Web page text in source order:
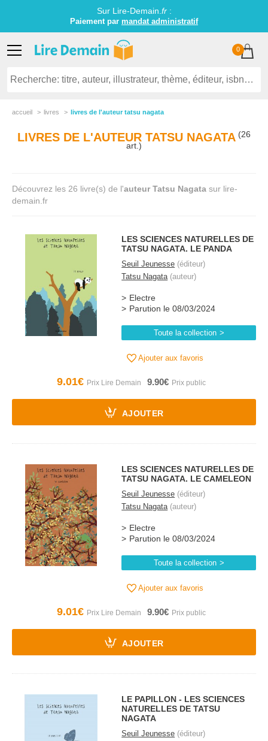
Sur Lire-Demain. fr:
Paiement par mandat administratif
0
accueil livres livres de l'auteur tatsu nagata
LIVRES DE L'AUTEUR TATSU NAGATA (26
art.)
Découvrez les 26 livre(s) de l'auteur Tatsu Nagata sur lire-
demain.fr
LES SCIENCES NATURELLES DE
TATSU NAGATA. LE PANDA
Seuil Jeunesse (éditeur)
Tatsu Nagata(auteur)
Electre
Parution le 08/03/2024
Toute la collection
Ajouter aux favoris
9.01€ 9.90€
AJOUTER
LES SCIENCES NATURELLES DE
TATSU NAGATA. LE CAMELEON
Seuil Jeunesse (éditeur)
Tatsu Nagata(auteur)
Electre
Parution le 08/03/2024
Toute la collection
Ajouter aux favoris
9.01€ 9.90€
AJOUTER
LE PAPILLON - LES SCIENCES
NATURELLES DE TATSU
NAGATA
Seuil Jeunesse (éditeur)